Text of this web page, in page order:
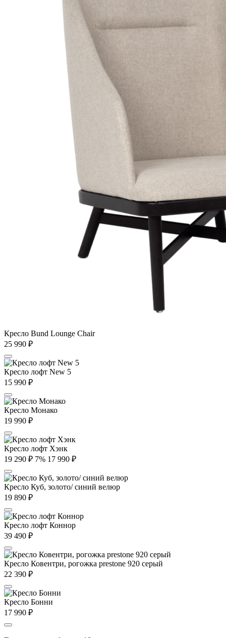
Кресло Bund Lounge Chair
25 990 ₽
Кресло лофт New 5
15 990 ₽
Кресло Монако
19 990 ₽
Кресло лофт Хэнк
19 290 ₽ 7% 17 990 ₽
Кресло Куб, золото/ синий велюр
19 890 ₽
Кресло лофт Коннор
39 490 ₽
Кресло Ковентри, рогожка prestone 920 серый
22 390 ₽
Кресло Бонни
17 990 ₽